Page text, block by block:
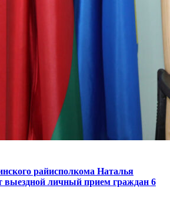
райисполкома Наталья
выездной личный прием граждан 6